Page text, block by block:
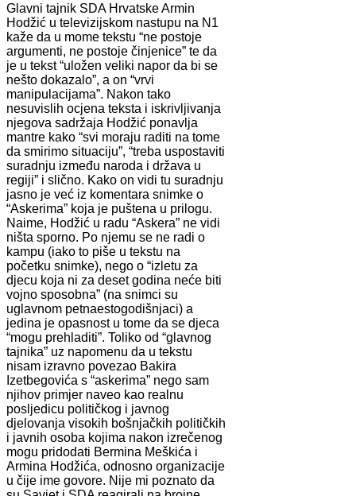
Glavni tajnik SDA Hrvatske Armin
Hodžić u televizijskom nastupu na N1
kaže da u mome tekstu “ne postoje
argumenti, ne postoje činjenice” te da
je u tekst “uložen veliki napor da bi se
nešto dokazalo”, a on “vrvi
manipulacijama”. Nakon tako
nesuvislih ocjena teksta i iskrivljivanja
njegova sadržaja Hodžić ponavlja
mantre kako “svi moraju raditi na tome
da smirimo situaciju”, “treba uspostaviti
suradnju između naroda i država u
regiji” i slično. Kako on vidi tu suradnju
jasno je već iz komentara snimke o
“Askerima” koja je puštena u prilogu.
Naime, Hodžić u radu “Askera” ne vidi
ništa sporno. Po njemu se ne radi o
kampu (iako to piše u tekstu na
početku snimke), nego o “izletu za
djecu koja ni za deset godina neće biti
vojno sposobna” (na snimci su
uglavnom petnaestogodišnjaci) a
jedina je opasnost u tome da se djeca
“mogu prehladiti”. Toliko od “glavnog
tajnika” uz napomenu da u tekstu
nisam izravno povezao Bakira
Izetbegovića s “askerima” nego sam
njihov primjer naveo kao realnu
posljedicu političkog i javnog
djelovanja visokih bošnjačkih političkih
i javnih osoba kojima nakon izrečenog
mogu pridodati Bermina Meškića i
Armina Hodžića, odnosno organizacije
u čije ime govore. Nije mi poznato da